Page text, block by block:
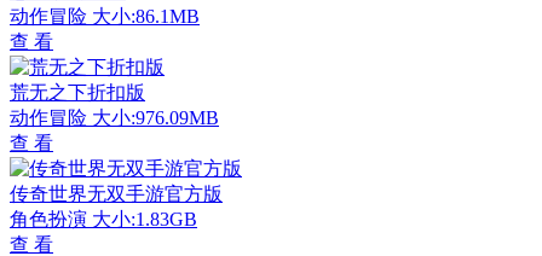
动作冒险 大小:86.1MB
查 看
荒无之下折扣版
动作冒险 大小:976.09MB
查 看
传奇世界无双手游官方版
角色扮演 大小:1.83GB
查 看